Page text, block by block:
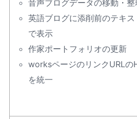
音声ブログデータの移動・整
英語ブログに添削前のテキ
で表示
作家ポートフォリオの更新
worksページのリンクURLの
を統一